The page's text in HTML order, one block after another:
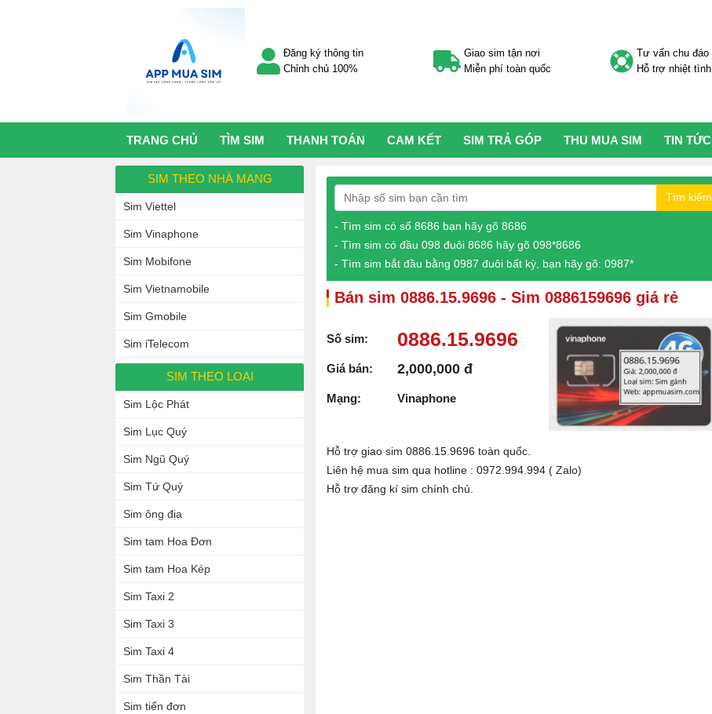
Đăng ký thông tin
Chỉnh chủ 100%
Giao sim tận nơi
Miễn phí toàn quốc
Tư vấn chu đáo
Hỗ trợ nhiệt tình
TRANG CHỦ TÌM SIM THANH TOÁN CAM KẾT SIM TRẢ GÓP THU MUA SIM TIN TỨC
Tìm kiếm
- Tìm sim có số 8686 bạn hãy gõ 8686
- Tìm sim có đầu 098 đuôi 8686 hãy gõ 098*8686
- Tìm sim bắt đầu bằng 0987 đuôi bất kỳ, bạn hãy gõ: 0987*
Bán sim 0886.15.9696 - Sim 0886159696 giá rẻ
Số sim: 0886.15.9696
Giá bán: 2,000,000 đ
Mạng: Vinaphone
Hỗ trợ giao sim 0886.15.9696 toàn quốc.
Liên hệ mua sim qua hotline : 0972.994.994 ( Zalo)
Hỗ trợ đăng kí sim chính chủ.
SIM THEO NHÀ MẠNG
Sim Viettel
Sim Vinaphone
Sim Mobifone
Sim Vietnamobile
Sim Gmobile
Sim iTelecom
SIM THEO LOẠI
Sim Lộc Phát
Sim Lục Quý
Sim Ngũ Quý
Sim Tứ Quý
Sim ông địa
Sim tam Hoa Đơn
Sim tam Hoa Kép
Sim Taxi 2
Sim Taxi 3
Sim Taxi 4
Sim Thần Tài
Sim tiến đơn